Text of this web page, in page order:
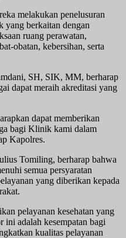
melakukan penelusuran
yang berkaitan dengan
ruang perawatan,
obatan, kebersihan, serta
SH, SIK, MM, berharap
dapat meraih akreditasi yang
dapat memberikan
bagi Klinik kami dalam
Kapolres.
Tomiling, berharap bahwa
semua persyaratan
yang diberikan kepada
pelayanan kesehatan yang
ini adalah kesempatan bagi
kualitas pelayanan